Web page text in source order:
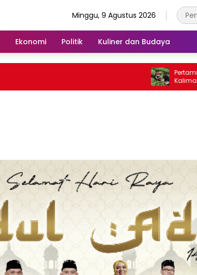
Minggu, 9 Agustus 2026
Ekonomi Politik Kuliner dan Budaya
Pertamina
Kalimantan
2026